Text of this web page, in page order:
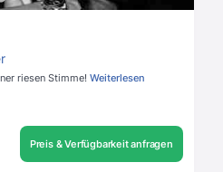
riesen Stimme! Weiterlesen
Preis & Verfügbarkeit anfragen